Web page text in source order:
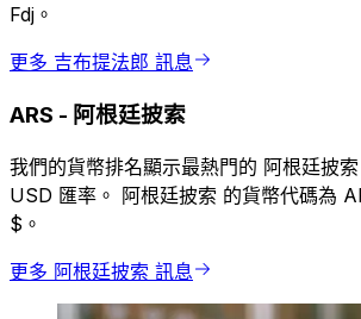
Fdj。
更多 吉布提法郎 訊息
ARS - 阿根廷披索
我們的貨幣排名顯示最熱門的 阿根廷披
USD 匯率。 阿根廷披索 的貨幣代碼為
$。
更多 阿根廷披索 訊息